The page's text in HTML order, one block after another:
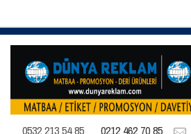
0532 213 54 85 0212 462 70 85